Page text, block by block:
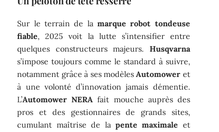
Sur le terrain de la marque robot tondeuse
fiable, 2025 voit la lutte s’intensifier entre
quelques constructeurs majeurs. Husqvarna
s’impose toujours comme le standard à suivre,
notamment grâce à ses modèlesAutomower et
à une volonté d’innovation jamais démentie.
L’Automower NERA fait mouche auprès des
pros et des gestionnaires de grands sites,
cumulant maîtrise de la pente maximale et